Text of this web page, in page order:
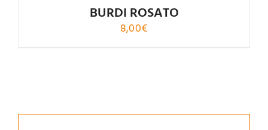
BURDI ROSATO
8,00€